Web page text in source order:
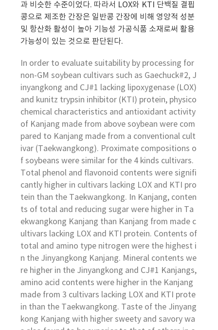
과 비슷한 수준이었다. 따라서 LOX와 KTI 단백질 결핍
콩으로 제조한 간장은 일반콩 간장에 비해 영양적 성분
및 항산화 활성이 높아 기능성 가공식품 소재로써 활용
가능성이 있는 것으로 판단된다.
In order to evaluate suitability by processing for
non-GM soybean cultivars such as Gaechuck#2, J
inyangkong and CJ#1 lacking lipoxygenase (LOX)
and kunitz trypsin inhibitor (KTI) protein, physico
chemical characteristics and antioxidant activity
of Kanjang made from above soybean were com
pared to Kanjang made from a conventional cult
ivar (Taekwangkong). Proximate compositions o
f soybeans were similar for the 4 kinds cultivars.
Total phenol and flavonoid contents were signifi
cantly higher in cultivars lacking LOX and KTI pro
tein than the Taekwangkong. In Kanjang, conten
ts of total and reducing sugar were higher in Ta
ekwangkong Kanjang than Kanjang from made c
ultivars lacking LOX and KTI protein. Contents of
total and amino type nitrogen were the highest i
n the Jinyangkong Kanjang. Mineral contents we
re higher in the Jinyangkong and CJ#1 Kanjangs,
amino acid contents were higher in the Kanjang
made from 3 cultivars lacking LOX and KTI prote
in than the Taekwangkong. Taste of the Jinyang
kong Kanjang with higher sweety and savory wa